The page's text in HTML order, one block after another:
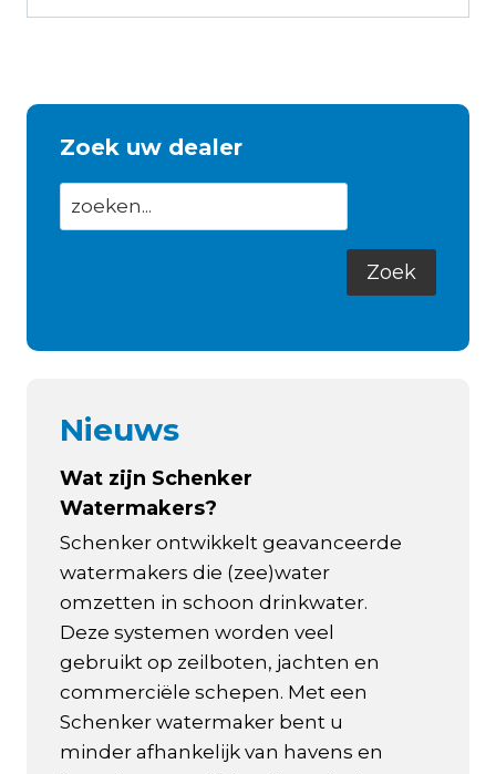
Zoek uw dealer
Nieuws
Wat zijn Schenker
Watermakers?
Schenker ontwikkelt geavanceerde
watermakers die (zee)water
omzetten in schoon drinkwater.
Deze systemen worden veel
gebruikt op zeilboten, jachten en
commerciële schepen. Met een
Schenker watermaker bent u
minder afhankelijk van havens en